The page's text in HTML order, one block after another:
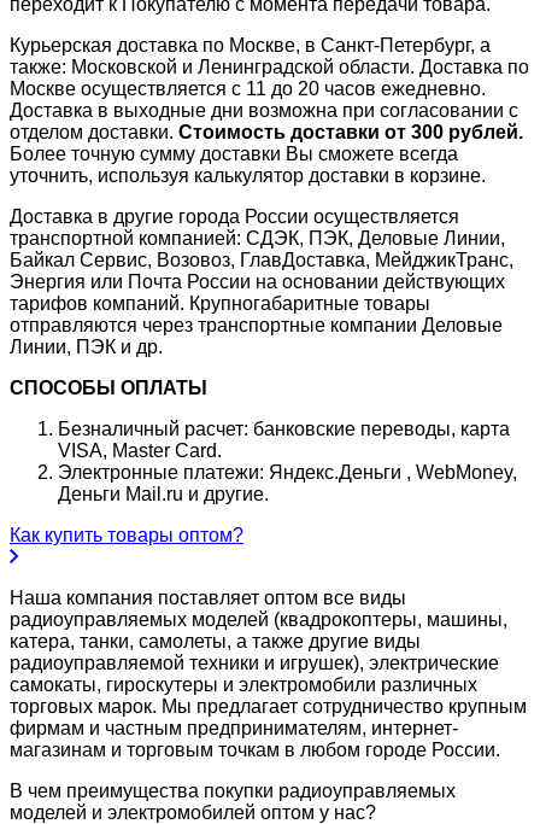
Курьерская доставка по Москве, в Санкт-Петербург, а
также: Московской и Ленинградской области. Доставка по
Москве осуществляется с 11 до 20 часов ежедневно.
Доставка в выходные дни возможна при согласовании с
отделом доставки. Стоимость доставки от 300 рублей.
Более точную сумму доставки Вы сможете всегда
уточнить, используя калькулятор доставки в корзине.
Доставка в другие города России осуществляется
транспортной компанией: СДЭК, ПЭК, Деловые Линии,
Байкал Сервис, Возовоз, ГлавДоставка, МейджикТранс,
Энергия или Почта России на основании действующих
тарифов компаний. Крупногабаритные товары
отправляются через транспортные компании Деловые
Линии, ПЭК и др.
СПОСОБЫ ОПЛАТЫ
Безналичный расчет: банковские переводы, карта
VISA, Master Card.
Электронные платежи: Яндекс.Деньги , WebMoney,
Деньги Mail.ru и другие.
Как купить товары оптом?
Наша компания поставляет оптом все виды
радиоуправляемых моделей (квадрокоптеры, машины,
катера, танки, самолеты, а также другие виды
радиоуправляемой техники и игрушек), электрические
самокаты, гироскутеры и электромобили различных
торговых марок. Мы предлагает сотрудничество крупным
фирмам и частным предпринимателям, интернет-
магазинам и торговым точкам в любом городе России.
В чем преимущества покупки радиоуправляемых
моделей и электромобилей оптом у нас?